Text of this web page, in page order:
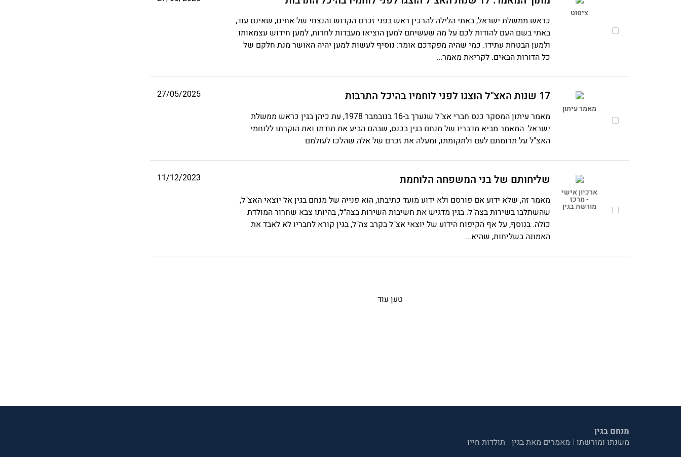
ציטוט
כראש ממשלת ישראל, באתי הלילה להרכין ראש בפני זכרם הקדוש והנצחי של אחינו, שאינם עוד,
באתי בשם העם להודות לכם על מה שעשיתם למען הוציאו מעבדות לחרות, למען חידוש עצמאותו
ולמען הבטחת עתידו. כמי שהיה מפקדכם אומר: נוסיף לעשות למען יהיה האושר מנת חלקם של
כל הדורות הבאים. לקריאת מאמר...
מאמר עיתון
17 שנות האצ"ל הוצגו לפני לוחמיו בהיכל התרבות
מאמר עיתון המסקר כנס חברי אצ"ל שנערך ב-16 בנובמבר 1978, עת כיהן בגין כראש ממשלת
ישראל. המאמר מביא מדבריו של מנחם בגין בכנס, שבהם הביע את תודתו ואת הוקרתו ללוחמי
האצ"ל על תרומתם לעם ולתקומתו, ומעלה את זכרם של אלה שהלכו לעולמם
27/05/2025
ארכיון אישי
- מרכז
מורשת בגין
שליחותם של בני המשפחה הלוחמת
מאמר זה, שלא ידוע אם פורסם ולא ידוע מועד כתיבתו, הוא פנייה של מנחם בגין אל יוצאי האצ"ל,
שהשתלבו בשירות בצה"ל. בגין מדגיש את חשיבות השירות בצה"ל, בהיותו צבא שחרור המולדת
כולה. בנוסף, על אף הקיפוח הידוע של יוצאי אצ"ל בקרב צה"ל, בגין קורא לחבריו לא לאבד את
האמונה בשליחות, שהיא...
11/12/2023
טען עוד
מנחם בגין
משנתו ומורשתו מאמרים מאת בגין תולדות חייו